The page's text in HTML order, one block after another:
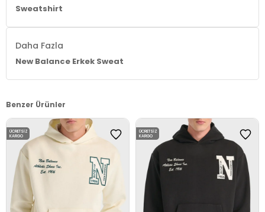
Sweatshirt
Daha Fazla
New Balance Erkek Sweat
Benzer Ürünler
ÜCRETSIZ
KARGO
ÜCRETSIZ
KARGO